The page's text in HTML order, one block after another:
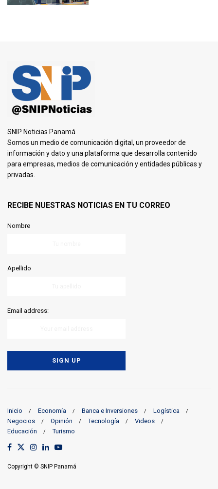
SNIP Noticias Panamá
Somos un medio de comunicación digital, un proveedor de
información y dato y una plataforma que desarrolla contenido
para empresas, medios de comunicación y entidades públicas y
privadas.
RECIBE NUESTRAS NOTICIAS EN TU CORREO
Nombre
Apellido
Email address:
Inicio Economía Banca e Inversiones
Logística
Negocios
Opinión Tecnología
Videos
Educación
Turismo
Copyright © SNIP Panamá